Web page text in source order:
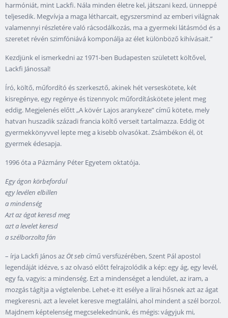
harmóniát, mint Lackfi. Nála minden életre kel, játszani kezd, ünneppé
teljesedik. Megvívja a maga létharcait, egyszersmind az emberi világnak
valamennyi részletére való rácsodálkozás, ma a gyermeki látásmód és a
szeretet révén szimfóniává komponálja az élet különböző kihívásait.”
Kezdjünk el ismerkedni az 1971-ben Budapesten született költővel,
Lackfi Jánossal!
Író, költő, műfordító és szerkesztő, akinek hét verseskötete, két
kisregénye, egy regénye és tizennyolc műfordításkötete jelent meg
eddig. Megjelenés előtt „A kövér Lajos aranykeze” című kötete, mely
hatvan huszadik századi francia költő verseit tartalmazza. Eddig öt
gyermekkönyvvel lepte meg a kisebb olvasókat. Zsámbékon él, öt
gyermek édesapja.
1996 óta a Pázmány Péter Egyetem oktatója.
Egy ágon körbefordul
egy levélen elbillen
a mindenség
Azt az ágat keresd meg
azt a levelet keresd
a szélborzolta fán
– írja Lackfi János az Öt seb című versfüzérében, Szent Pál apostol
legendáját idézve, s az olvasó előtt felrajzolódik a kép: egy ág, egy levél,
egy fa, vagyis: a mindenség. Ezt a mindenséget a lendület, az iram, a
mozgás tágítja a végtelenbe. Lehet-e itt esélye a lírai hősnek azt az ágat
megkeresni, azt a levelet keresve megtalálni, ahol mindent a szél borzol.
Majdnem képtelenség megcselekednünk, és mégis: vágyjuk mi,